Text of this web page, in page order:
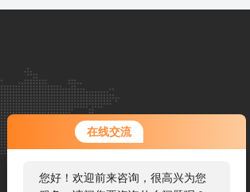
在线交流
您好！欢迎前来咨询，很高兴为您
服务，请问您要咨询什么问题呢？
您好，看您停留很久了，是否找到